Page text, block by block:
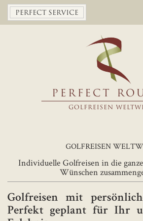
PERFECT SERVICE
PERFECT
GOLFREISEN
GOLFREISEN
Individuelle Golfreisen in die
Wünschen
Golfreisen mit
Perfekt geplant für Ihr